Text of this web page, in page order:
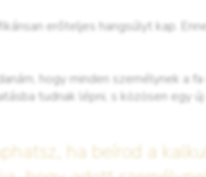
erőteljes hangsúlyt kap.
hogy minden személynek a
tudnak lépni, s közösen egy
ha beírod a